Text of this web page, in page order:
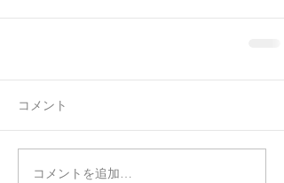
コメント
コメントを追加…